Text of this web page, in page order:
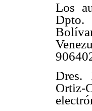
Los
Dpto.
Dres.